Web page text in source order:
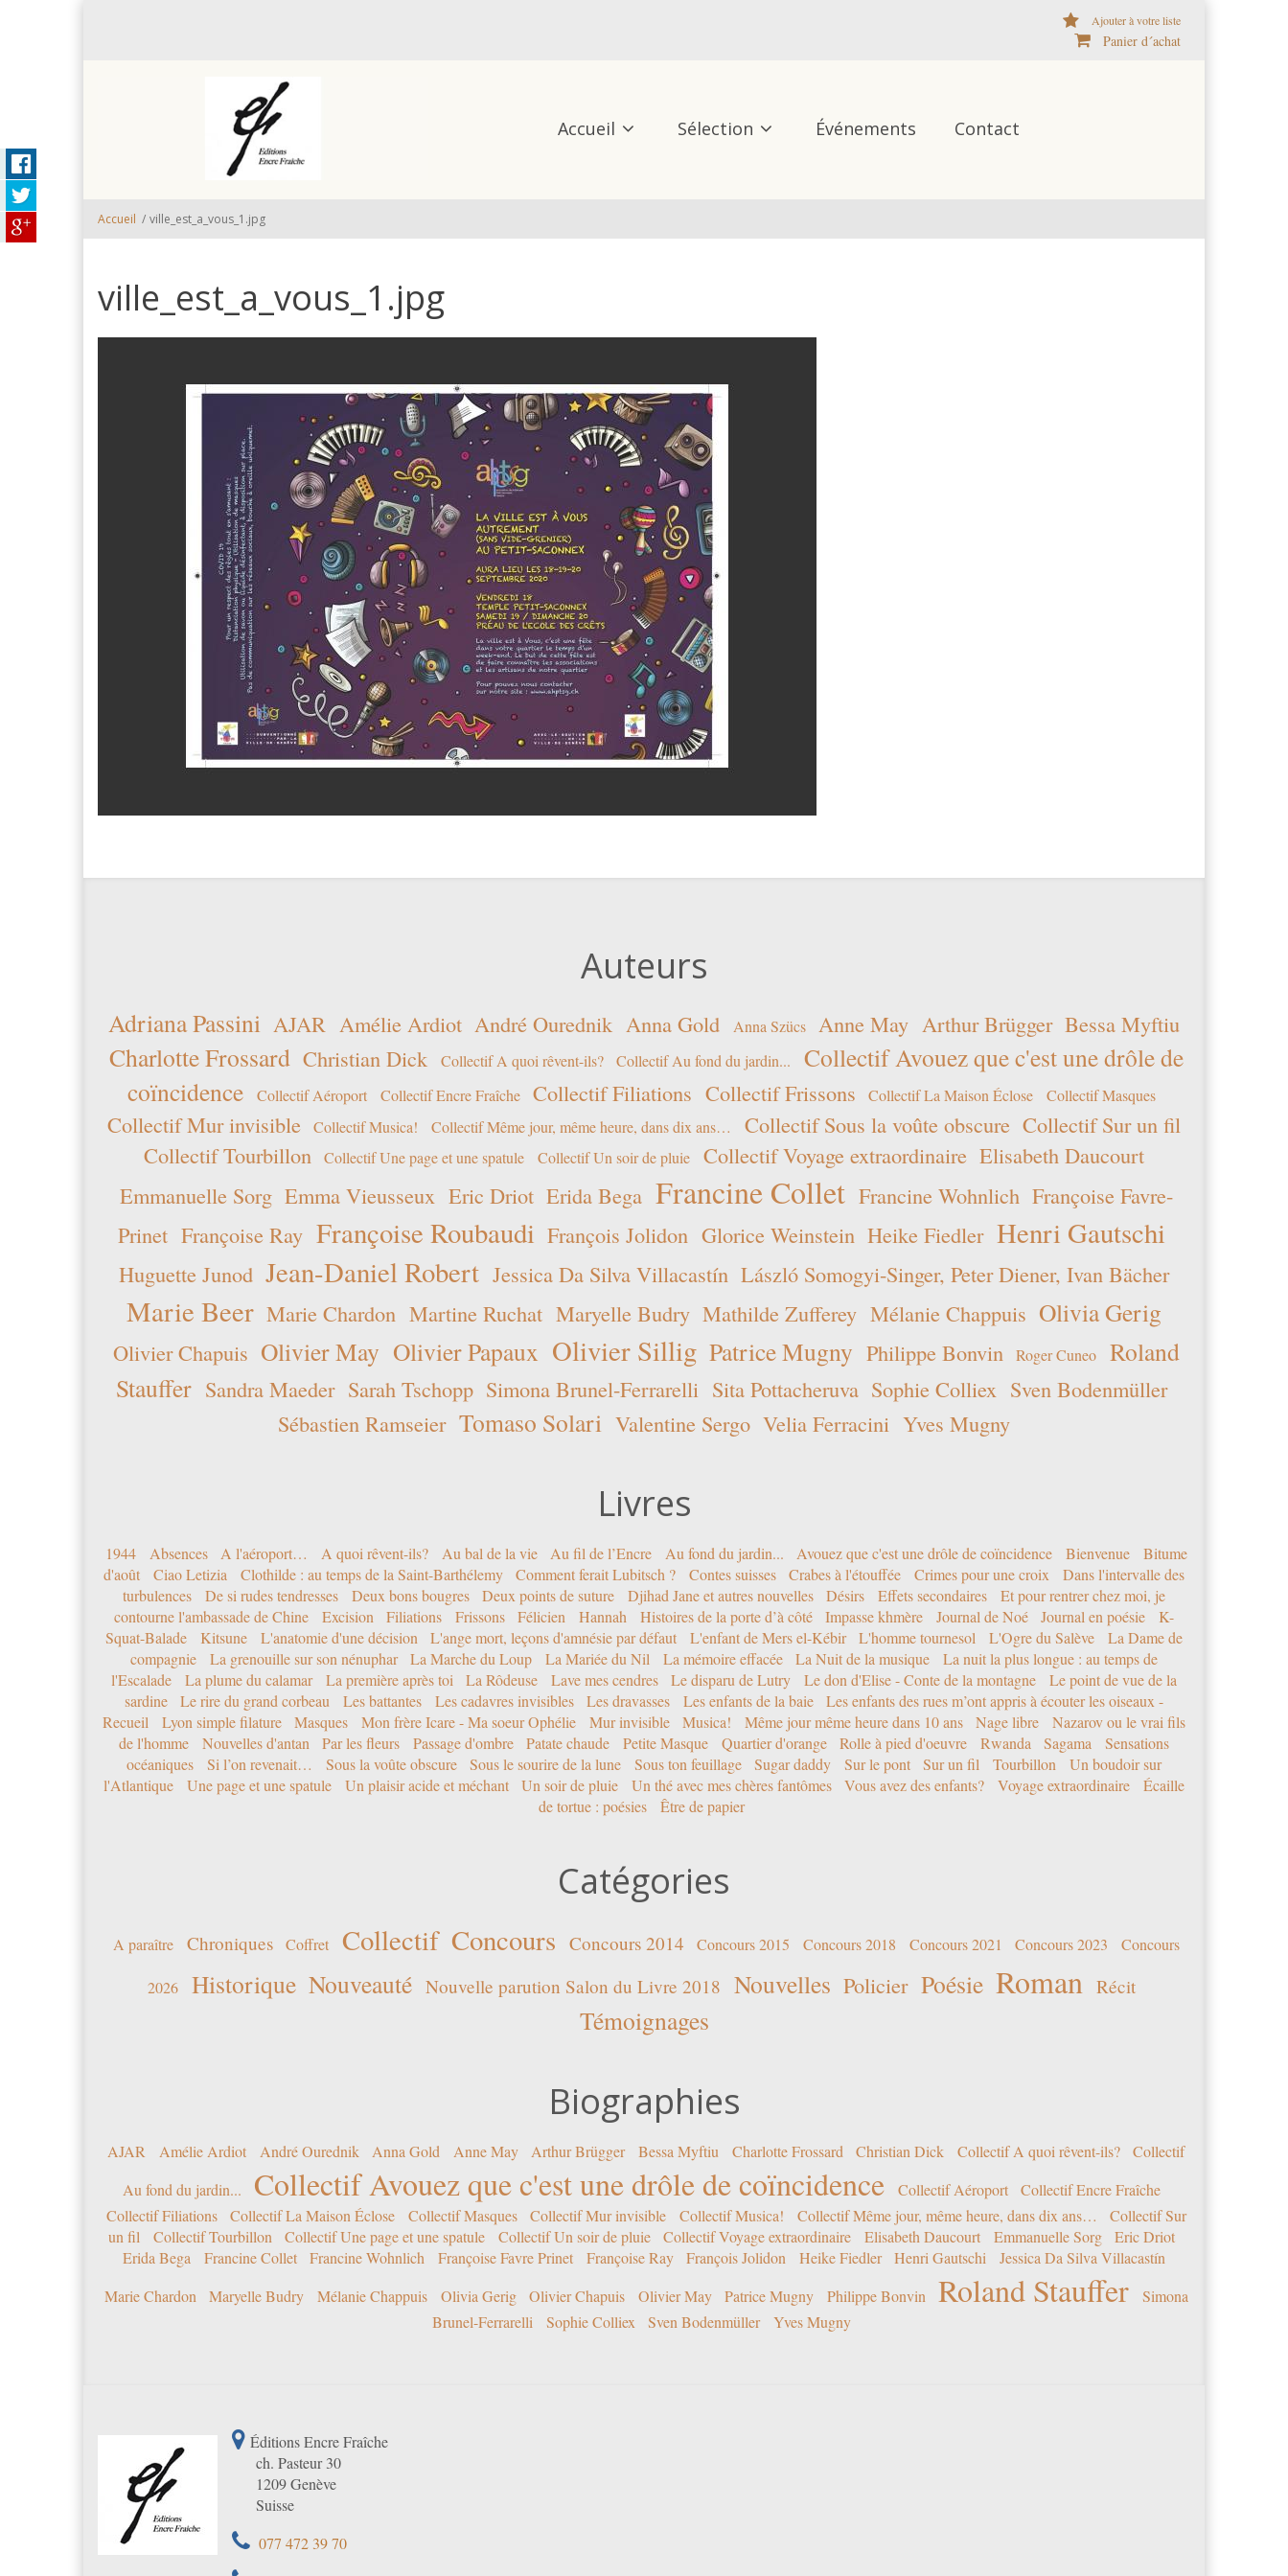
Ajouter à votre liste
Panier d´achat
Accueil Sélection Événements Contact
Accueil / ville_est_a_vous_1.jpg
ville_est_a_vous_1.jpg
Auteurs
Adriana Passini AJAR Amélie Ardiot André Ourednik Anna Gold Anna Szücs Anne May Arthur Brügger Bessa Myftiu
Charlotte Frossard Christian Dick Collectif A quoi rêvent-ils? Collectif Au fond du jardin...
Collectif Avouez que c'est une drôle de
coïncidence
Collectif Aéroport Collectif Encre Fraîche Collectif Filiations Collectif Frissons Collectif La Maison Éclose Collectif Masques
Collectif Mur invisible Collectif Musica! Collectif Même jour, même heure, dans dix ans… Collectif Sous la voûte obscure Collectif Sur un fil
Collectif Tourbillon
Collectif Une page et une spatule Collectif Un soir de pluie Collectif Voyage extraordinaire Elisabeth Daucourt
Emmanuelle Sorg Emma Vieusseux Eric Driot Erida Bega Francine Collet Francine Wohnlich Françoise Favre-
Prinet Françoise Ray Françoise Roubaudi François Jolidon Glorice Weinstein Heike Fiedler Henri Gautschi
Huguette Junod Jean-Daniel Robert Jessica Da Silva Villacastín László Somogyi-Singer, Peter Diener, Ivan Bächer
Marie Beer Marie Chardon Martine Ruchat Maryelle Budry Mathilde Zufferey Mélanie Chappuis Olivia Gerig
Olivier Chapuis Olivier May Olivier Papaux Olivier Sillig Patrice Mugny Philippe Bonvin Roger Cuneo
Roland
Stauffer Sandra Maeder Sarah Tschopp Simona Brunel-Ferrarelli Sita Pottacheruva Sophie Colliex Sven Bodenmüller
Sébastien Ramseier Tomaso Solari Valentine Sergo Velia Ferracini Yves Mugny
Livres
1944 Absences A l'aéroport… A quoi rêvent-ils? Au bal de la vie Au fil de l’Encre Au fond du jardin... Avouez que c'est une drôle de coïncidence Bienvenue
Bitume
d'août
Ciao Letizia Clothilde : au temps de la Saint-Barthélemy Comment ferait Lubitsch ? Contes suisses Crabes à l'étouffée Crimes pour une croix
Dans l'intervalle des
turbulences
De si rudes tendresses Deux bons bougres Deux points de suture Djihad Jane et autres nouvelles Désirs Effets secondaires
Et pour rentrer chez moi, je
contourne l'ambassade de Chine
Excision Filiations Frissons Félicien Hannah Histoires de la porte d’à côté Impasse khmère Journal de Noé Journal en poésie
K-
Squat-Balade
Kitsune L'anatomie d'une décision L'ange mort, leçons d'amnésie par défaut L'enfant de Mers el-Kébir L'homme tournesol L'Ogre du Salève
La Dame de
compagnie
La grenouille sur son nénuphar La Marche du Loup La Mariée du Nil La mémoire effacée La Nuit de la musique
La nuit la plus longue : au temps de
l'Escalade
La plume du calamar La première après toi La Rôdeuse Lave mes cendres Le disparu de Lutry Le don d'Elise - Conte de la montagne
Le point de vue de la
sardine
Le rire du grand corbeau Les battantes Les cadavres invisibles Les dravasses Les enfants de la baie
Les enfants des rues m’ont appris à écouter les oiseaux -
Recueil
Lyon simple filature Masques Mon frère Icare - Ma soeur Ophélie Mur invisible Musica! Même jour même heure dans 10 ans Nage libre
Nazarov ou le vrai fils
de l'homme
Nouvelles d'antan Par les fleurs Passage d'ombre Patate chaude Petite Masque Quartier d'orange Rolle à pied d'oeuvre Rwanda Sagama
Sensations
océaniques
Si l’on revenait… Sous la voûte obscure Sous le sourire de la lune Sous ton feuillage Sugar daddy Sur le pont Sur un fil Tourbillon
Un boudoir sur
l'Atlantique
Une page et une spatule Un plaisir acide et méchant Un soir de pluie Un thé avec mes chères fantômes Vous avez des enfants? Voyage extraordinaire
Écaille
de tortue : poésies
Être de papier
Catégories
A paraître Chroniques Coffret Collectif Concours Concours 2014 Concours 2015 Concours 2018 Concours 2021 Concours 2023 Concours
2026 Historique Nouveauté Nouvelle parution Salon du Livre 2018 Nouvelles Policier Poésie Roman Récit
Témoignages
Biographies
AJAR Amélie Ardiot André Ourednik Anna Gold Anne May Arthur Brügger Bessa Myftiu Charlotte Frossard Christian Dick Collectif A quoi rêvent-ils?
Collectif
Au fond du jardin...
Collectif Avouez que c'est une drôle de coïncidence Collectif Aéroport
Collectif Encre Fraîche
Collectif Filiations
Collectif La Maison Éclose Collectif Masques Collectif Mur invisible Collectif Musica! Collectif Même jour, même heure, dans dix ans…
Collectif Sur
un fil
Collectif Tourbillon Collectif Une page et une spatule Collectif Un soir de pluie Collectif Voyage extraordinaire Elisabeth Daucourt Emmanuelle Sorg
Eric Driot
Erida Bega
Francine Collet Francine Wohnlich Françoise Favre Prinet Françoise Ray François Jolidon Heike Fiedler Henri Gautschi
Jessica Da Silva Villacastín
Marie Chardon
Maryelle Budry Mélanie Chappuis Olivia Gerig Olivier Chapuis Olivier May Patrice Mugny Philippe Bonvin Roland Stauffer
Simona
Brunel-Ferrarelli
Sophie Colliex Sven Bodenmüller Yves Mugny
Éditions Encre Fraîche
ch. Pasteur 30
1209 Genève
Suisse
077 472 39 70